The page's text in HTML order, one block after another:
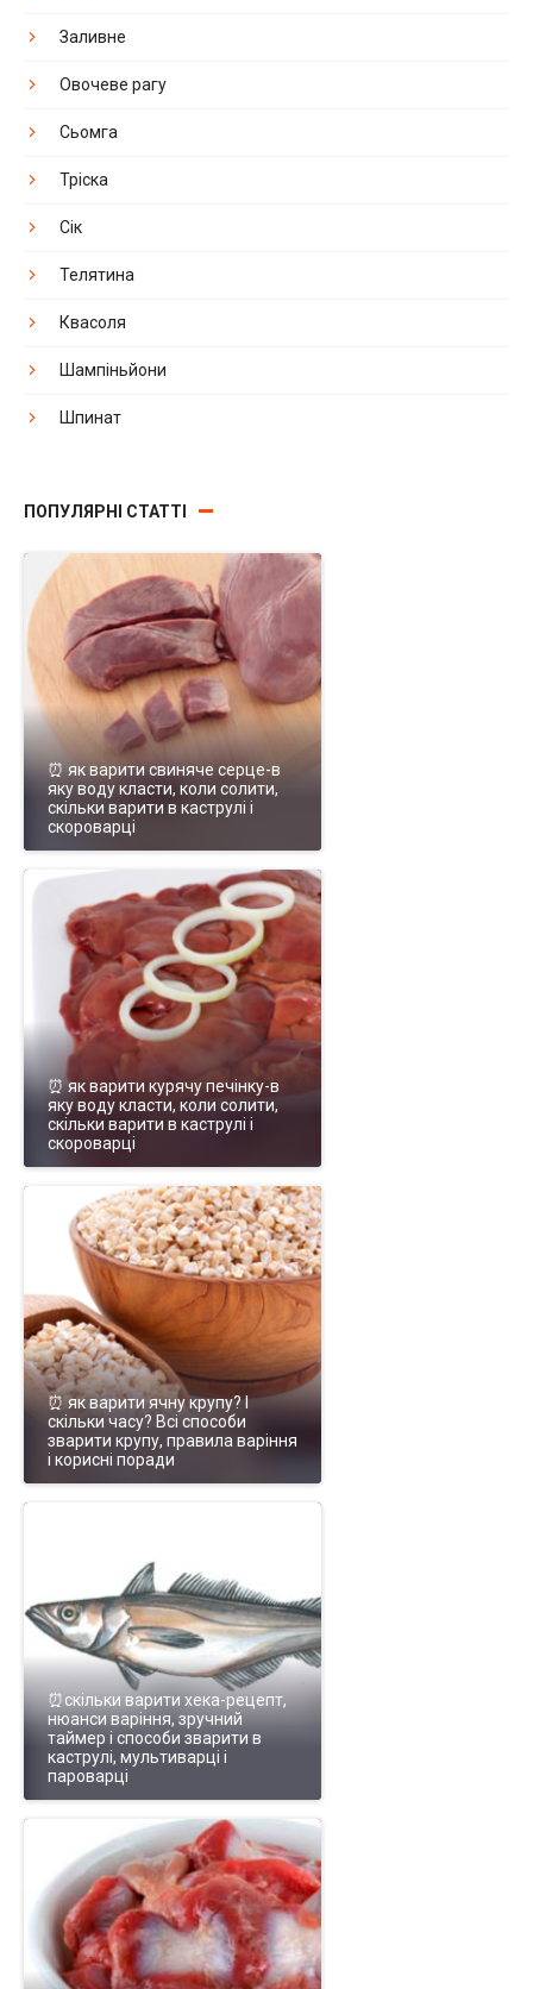
Заливне
Овочеве рагу
Сьомга
Тріска
Сік
Телятина
Квасоля
Шампіньйони
Шпинат
ПОПУЛЯРНІ СТАТТІ
⏰ як варити свиняче серце-в
яку воду класти, коли солити,
скільки варити в каструлі і
скороварці
⏰ як варити курячу печінку-в
яку воду класти, коли солити,
скільки варити в каструлі і
скороварці
⏰ як варити ячну крупу? І
скільки часу? Всі способи
зварити крупу, правила варіння
і корисні поради
⏰скільки варити хека-рецепт,
нюанси варіння, зручний
таймер і способи зварити в
каструлі, мультиварці і
пароварці